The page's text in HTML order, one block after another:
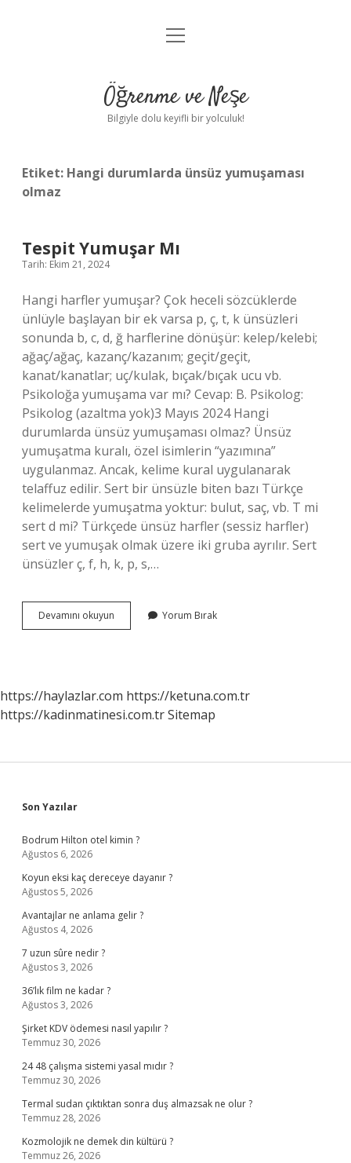
Anasayfa
Yasal Uyarı
menüyü
Öğrenme ve Neşe
Bilgiyle dolu keyifli bir yolculuk!
Etiket: Hangi durumlarda ünsüz yumuşaması
olmaz
Tespit Yumuşar Mı
Tarih: Ekim 21, 2024
Hangi harfler yumuşar? Çok heceli sözcüklerde
ünlüyle başlayan bir ek varsa p, ç, t, k ünsüzleri
sonunda b, c, d, ğ harflerine dönüşür: kelep/kelebi;
ağaç/ağaç, kazanç/kazanım; geçit/geçit,
kanat/kanatlar; uç/kulak, bıçak/bıçak ucu vb.
Psikoloğa yumuşama var mı? Cevap: B. Psikolog:
Psikolog (azaltma yok)3 Mayıs 2024 Hangi
durumlarda ünsüz yumuşaması olmaz? Ünsüz
yumuşatma kuralı, özel isimlerin “yazımına”
uygulanmaz. Ancak, kelime kural uygulanarak
telaffuz edilir. Sert bir ünsüzle biten bazı Türkçe
kelimelerde yumuşatma yoktur: bulut, saç, vb. T mi
sert d mi? Türkçede ünsüz harfler (sessiz harfler)
sert ve yumuşak olmak üzere iki gruba ayrılır. Sert
ünsüzler ç, ​​​​f, h, k, p, s,…
Devamını okuyun
Yumuşar
Yorum Bırak
https://haylazlar.com https://ketuna.com.tr
https://kadinmatinesi.com.trSitemap
Sidebar
Son Yazılar
Bodrum Hilton otel kimin ?
Ağustos 6, 2026
Koyun eksi kaç dereceye dayanır ?
Ağustos 5, 2026
Avantajlar ne anlama gelir ?
Ağustos 4, 2026
7 uzun sûre nedir ?
Ağustos 3, 2026
36’lık film ne kadar ?
Ağustos 3, 2026
Şirket KDV ödemesi nasıl yapılır ?
Temmuz 30, 2026
24 48 çalışma sistemi yasal mıdır ?
Temmuz 30, 2026
Termal sudan çıktıktan sonra duş almazsak ne olur ?
Temmuz 28, 2026
Kozmolojik ne demek din kültürü ?
Temmuz 26, 2026